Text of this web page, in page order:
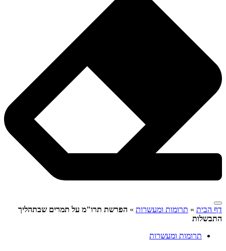
דף הבית » תרומות ומעשרות » הפרשת תרו"מ על תמרים שבתהליך
התבשלות
תרומות ומעשרות